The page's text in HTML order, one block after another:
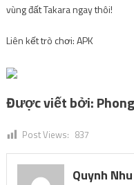
vùng đất Takara ngay thôi!
Liên kết trò chơi: APK
Được viết bởi:
Post Views: 837
Quynh Nhu